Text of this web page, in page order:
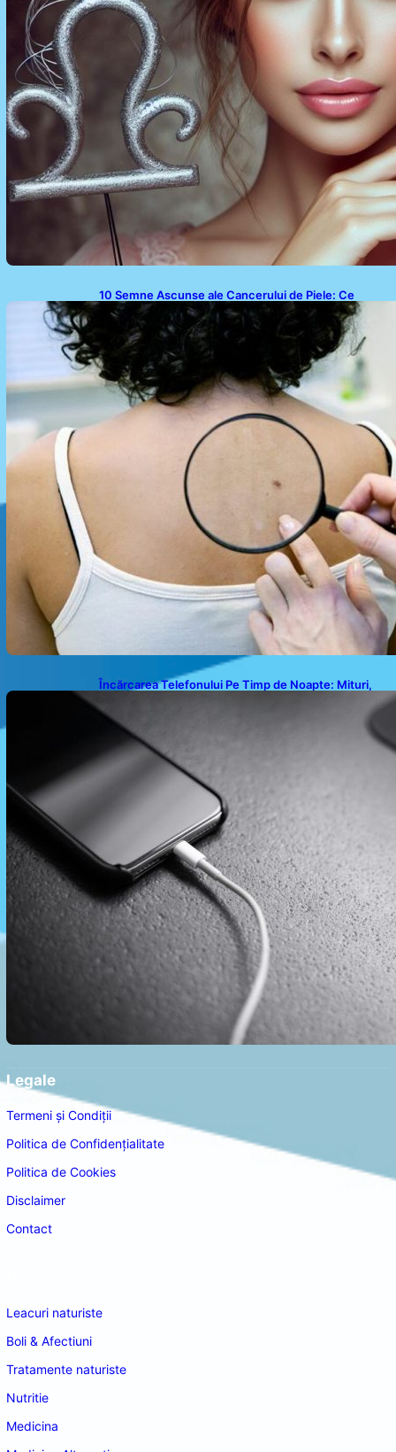
10 Semne Ascunse ale Cancerului de Piele: Ce
Trebuie să Știm pentru a Ne Proteja
Încărcarea Telefonului Pe Timp de Noapte: Mituri,
Legale
Termeni și Condiții
Politica de Confidențialitate
Politica de Cookies
Disclaimer
Contact
Leacuri naturiste
Boli & Afectiuni
Tratamente naturiste
Nutritie
Medicina